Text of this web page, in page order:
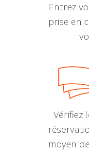
Entrez
prise en
Vérifiez
moyen